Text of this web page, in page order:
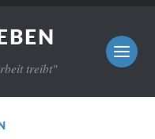
treibt"